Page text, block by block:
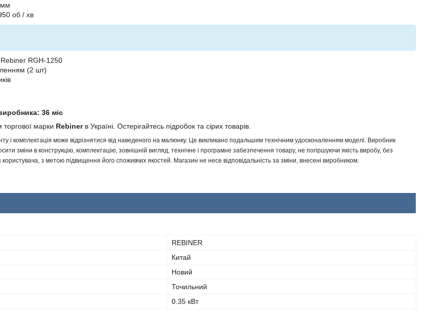
мм
об / хв
RGH-1250
(2 шт)
36 міс
марки Rebinerв Україні. Остерігайтесь підробок та сірих товарів.
і комплектація може відрізнятися від наведеного на малюнку. Це викликано подальшим технічним удосконаленням моделі. Виробник
зміни в конструкцію, комплектацію, зовнішній вигляд, технічне і програмне забезпечення товару, не погіршуючи якість виробу, без
з метою підвищення його споживчих якостей. Магазин не несе відповідальність за зміни, внесені виробником.
REBINER
Китай
Новий
Точильний
0.35 кВт